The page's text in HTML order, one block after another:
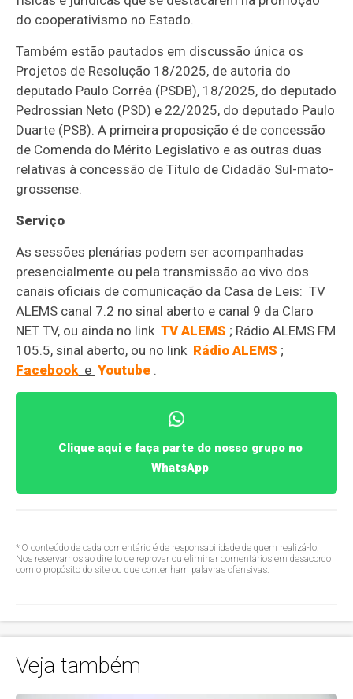
do cooperativismo no Estado.
Também estão pautados em discussão única os
Projetos de Resolução 18/2025, de autoria do
deputado Paulo Corrêa (PSDB), 18/2025, do deputado
Pedrossian Neto (PSD) e 22/2025, do deputado Paulo
Duarte (PSB). A primeira proposição é de concessão
de Comenda do Mérito Legislativo e as outras duas
relativas à concessão de Título de Cidadão Sul-mato-
grossense.
Serviço
As sessões plenárias podem ser acompanhadas
presencialmente ou pela transmissão ao vivo dos
canais oficiais de comunicação da Casa de Leis: TV
ALEMS canal 7.2 no sinal aberto e canal 9 da Claro
NET TV, ou ainda no linkTV ALEMS ; Rádio ALEMS FM
105.5, sinal aberto, ou no link Rádio ALEMS ;
Facebooke Youtube .
Clique aqui e faça parte do nosso grupo no
WhatsApp
* O conteúdo de cada comentário é de responsabilidade de quem realizá-lo.
Nos reservamos ao direito de reprovar ou eliminar comentários em desacordo
com o propósito do site ou que contenham palavras ofensivas.
Veja também